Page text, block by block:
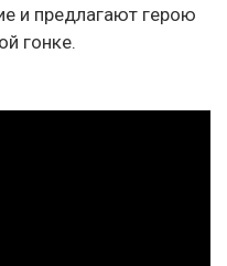
и предлагают герою
гонке.